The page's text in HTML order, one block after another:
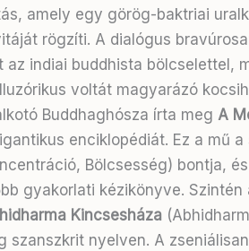
amely egy görög-baktriai
rögzíti. A dialógus
az indiai buddhista bölcselettel,
voltát magyarázó
Buddhaghósza írta meg A
enciklopédiát. Ez a mű
Bölcsesség) bontja,
gyakorlati kézikönyve. Szintén
Kincsesháza
szanszkrit nyelven. A